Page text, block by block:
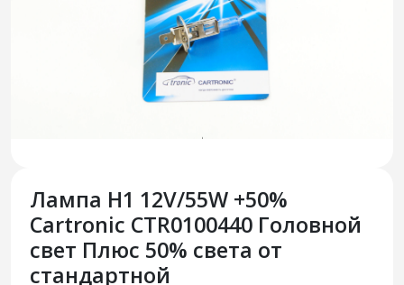
Лампа H1 12V/55W +50%
Cartronic CTR0100440 Головной
свет Плюс 50% света от
стандартной